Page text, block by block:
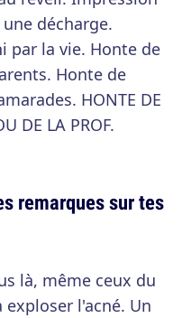
décharge.
par la vie. Honte de
Honte de
HONTE DE
DE LA PROF.
remarques sur tes
là, même ceux du
l'acné. Un